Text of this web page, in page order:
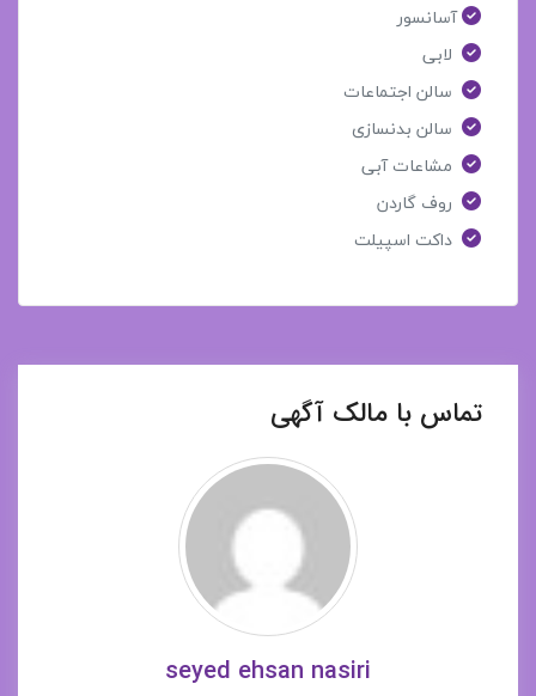
آسانسور
لابی
سالن اجتماعات
سالن بدنسازی
مشاعات آبی
روف گاردن
داکت اسپیلت
تماس با مالک آگهی
seyed ehsan nasiri